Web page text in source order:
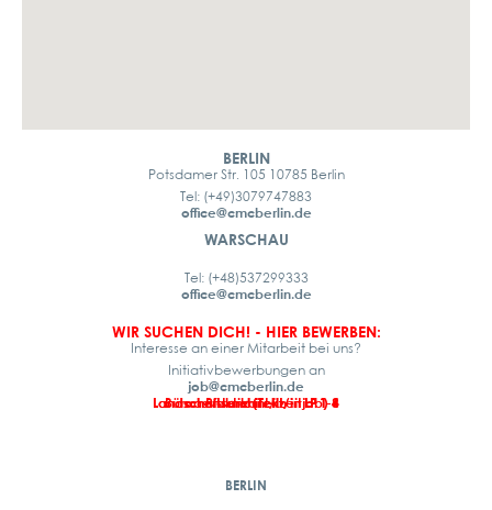
BERLIN
Potsdamer Str. 105 10785 Berlin
Tel: (+49)3079747883
office@cmcberlin.de
WARSCHAU
Tel: (+48)537299333
office@cmcberlin.de
WIR SUCHEN DICH! - HIER BEWERBEN:
Interesse an einer Mitarbeit bei uns?
Initiativbewerbungen an
job@cmcberlin.de
Büroassistenz (Teilzeitjob)
Landschaftsarchitekt/in LP 1-4
Landschaftsarchitekt/in LP 1-8
Praktikant/in
BERLIN